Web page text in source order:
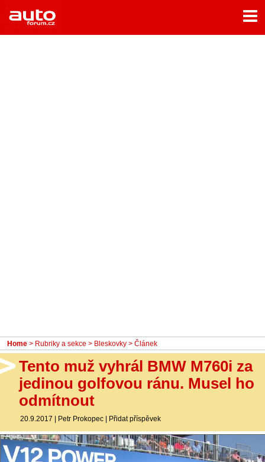
Home
Rubriky
Home > Rubriky a sekce > Bleskovky > Článek
Tento muž vyhrál BMW M760i za
jedinou golfovou ránu. Musel ho
odmítnout
20.9.2017 | Petr Prokopec | Přidat příspěvek